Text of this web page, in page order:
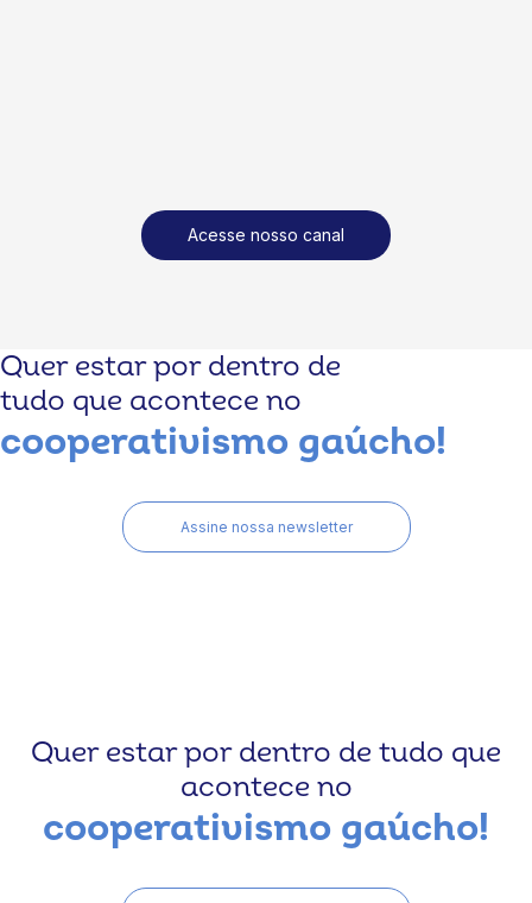
Acesse nosso canal
Quer estar por dentro de
tudo que acontece no
cooperativismo gaúcho!
Assine nossa newsletter
Quer estar por dentro de tudo que
acontece no
cooperativismo gaúcho!